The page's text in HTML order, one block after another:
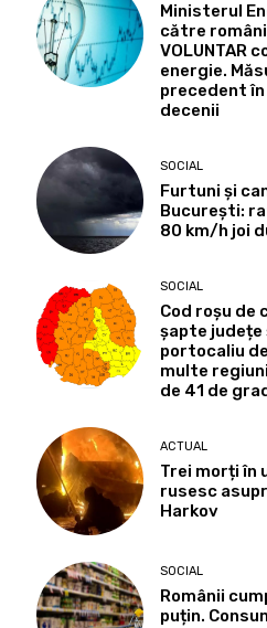
Ministerul
către români
VOLUNTAR
energie.
precedent
decenii
SOCIAL
Furtuni și
București:
80 km/h joi
SOCIAL
Cod roșu de
șapte județe
portocaliu
multe
de 41 de
ACTUAL
Trei morți în
rusesc
Harkov
SOCIAL
Românii
puțin.